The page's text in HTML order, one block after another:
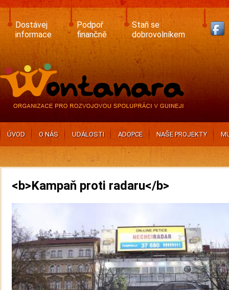
Skip
main
content
Dostávej
informace
Podpoř
finančně
Staň se
dobrovolníkem
ÚVOD O NÁS UDÁLOSTI ADOPCE NAŠE PROJEKTY
<b>Kampaň proti radaru</b>